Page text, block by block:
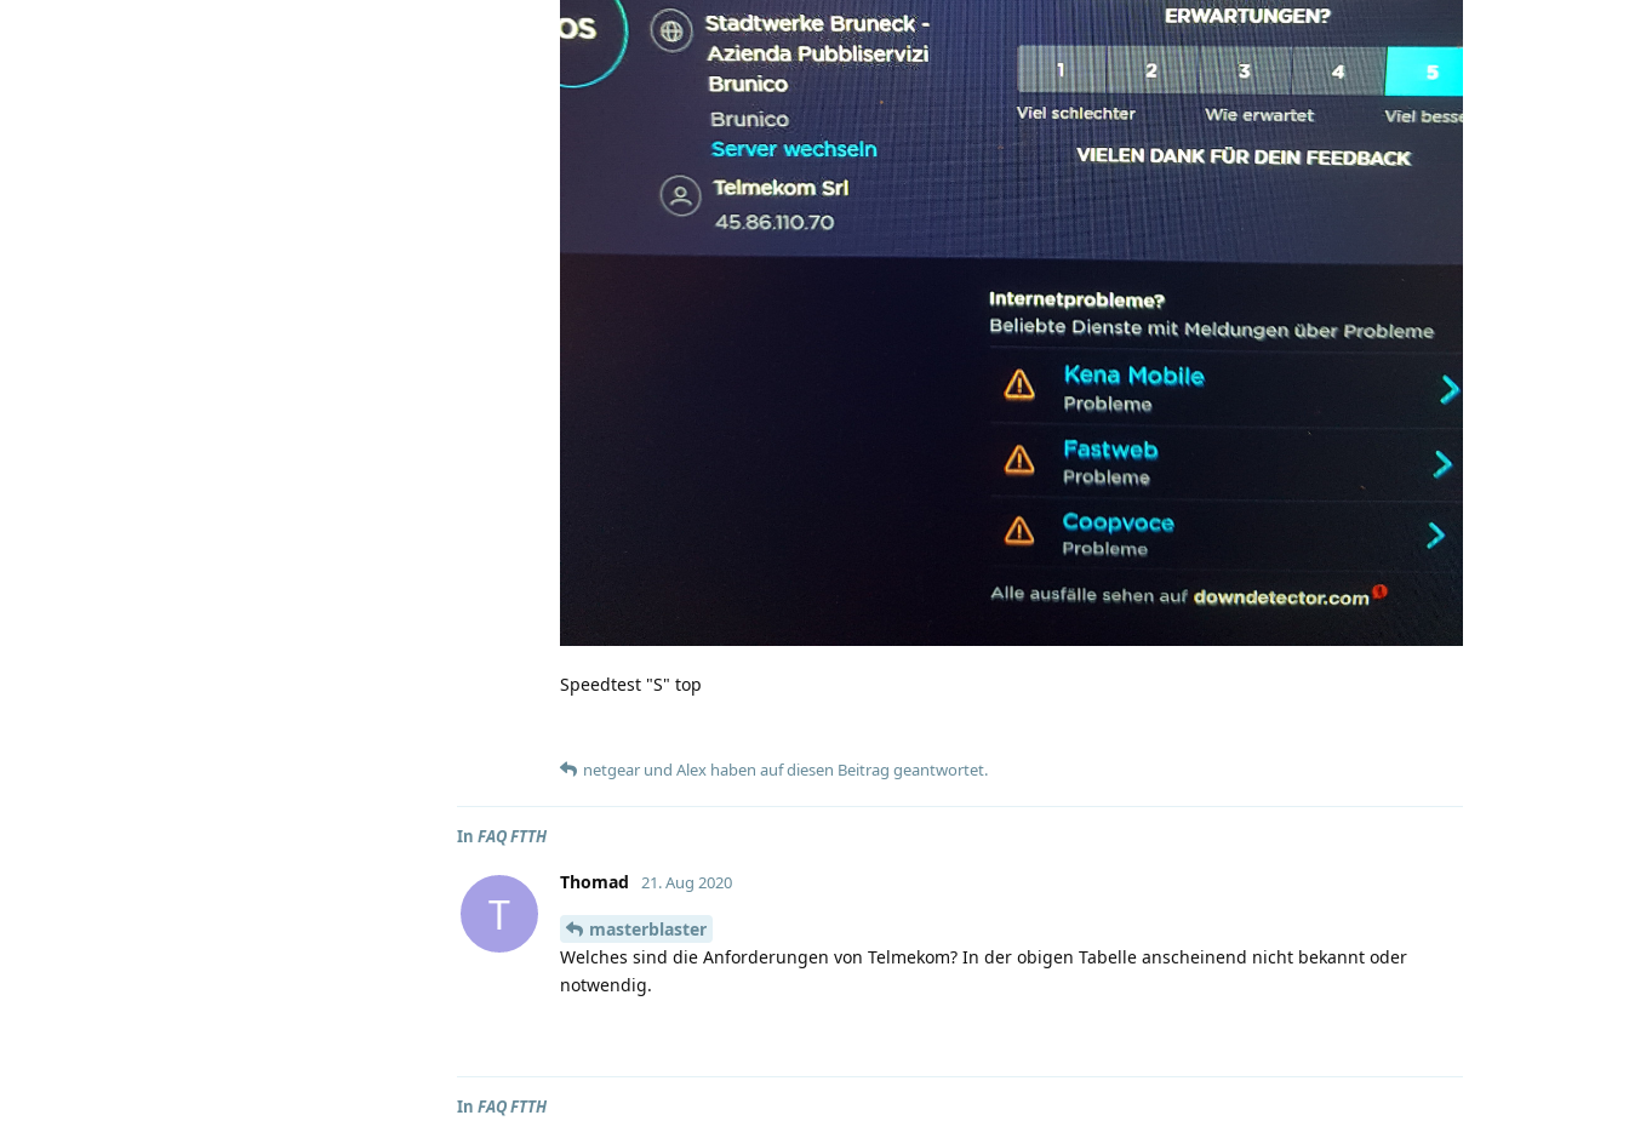
Speedtest "S" top
netgear und Alex haben auf diesen Beitrag geantwortet.
In FAQ FTTH
T
Thomad 21. Aug 2020
masterblaster
Welches sind die Anforderungen von Telmekom? In der obigen Tabelle anscheinend nicht bekannt oder
notwendig.
In FAQ FTTH